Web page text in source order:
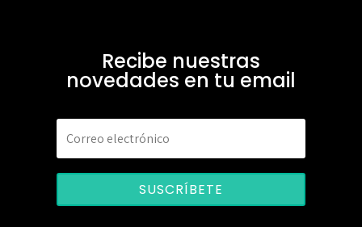
Recibe nuestras
novedades en tu email
SUSCRÍBETE